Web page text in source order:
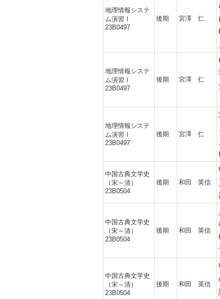
地理情報システ
ム演習Ⅰ
23B0497
後期 宮澤 仁
地理情報システ
ム演習Ⅰ
23B0497
後期 宮澤 仁
地理情報システ
ム演習Ⅰ
23B0497
後期 宮澤 仁
中国古典文学史
（宋～清）
23B0504
後期 和田 英信
中国古典文学史
（宋～清）
23B0504
後期 和田 英信
中国古典文学史
（宋～清）
23B0504
後期 和田 英信